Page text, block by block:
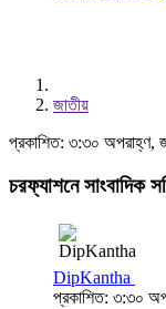
জাতীয়
প্রকাশিত: ৩:৩০ অপরাহ্ণ,
চরফ্যাশনে সাংবাদিক
DipKantha
প্রকাশিত: ৩:৩০